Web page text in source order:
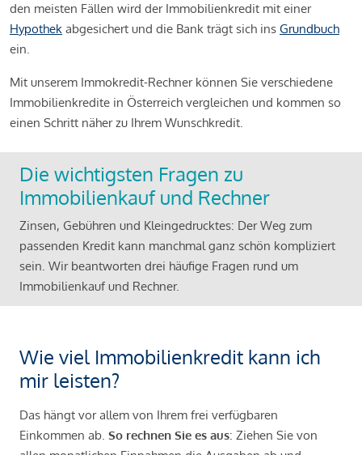
den meisten Fällen wird der Immobilienkredit mit einer
Hypothek abgesichert und die Bank trägt sich ins Grundbuch
ein.
Mit unserem Immokredit-Rechner können Sie verschiedene
Immobilienkredite in Österreich vergleichen und kommen so
einen Schritt näher zu Ihrem Wunschkredit.
Die wichtigsten Fragen zu
Immobilienkauf und Rechner
Zinsen, Gebühren und Kleingedrucktes: Der Weg zum
passenden Kredit kann manchmal ganz schön kompliziert
sein. Wir beantworten drei häufige Fragen rund um
Immobilienkauf und Rechner.
Wie viel Immobilienkredit kann ich
mir leisten?
Das hängt vor allem von Ihrem frei verfügbaren
Einkommen ab. So rechnen Sie es aus: Ziehen Sie von